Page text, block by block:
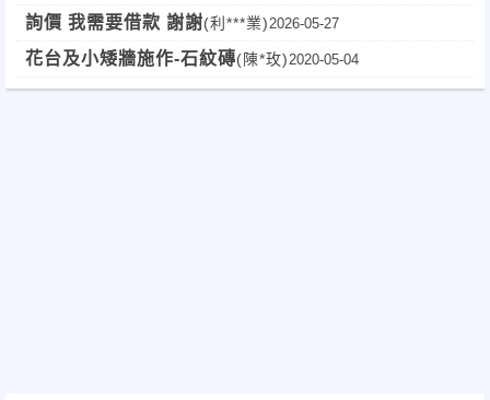
詢價 我需要借款 謝謝(利***業) 2026-05-27
花台及小矮牆施作-石紋磚(陳*玫) 2020-05-04